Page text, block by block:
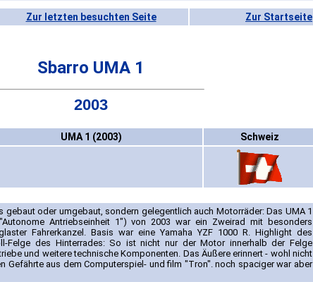
Zur letzten besuchten Seite Zur Startseite
Sbarro UMA 1
2003
UMA 1 (2003) Schweiz
gebaut oder umgebaut, sondern gelegentlich auch Motorräder: Das UMA 1
Antriebseinheit 1") von 2003 war ein Zweirad mit besonders
Fahrerkanzel. Basis war eine Yamaha YZF 1000 R. Highlight des
Felge des Hinterrades: So ist nicht nur der Motor innerhalb der Felge
und weitere technische Komponenten. Das Äußere erinnert - wohl nicht
Gefährte aus dem Computerspiel- und film "Tron". noch spaciger war aber